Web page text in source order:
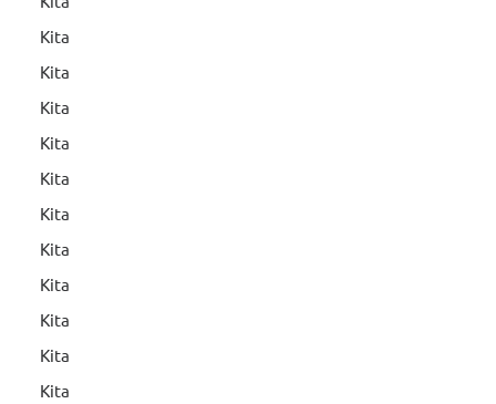
Kita
Kita
Kita
Kita
Kita
Kita
Kita
Kita
Kita
Kita
Kita